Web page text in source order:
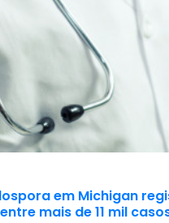
em Michigan
mais de 11 mil